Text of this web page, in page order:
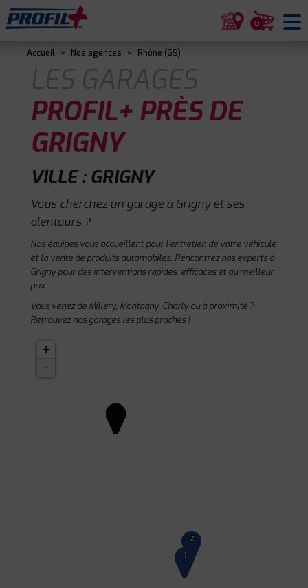
0
Accueil > Nos agences > Rhône (69)
LES GARAGES
PROFIL+ PRÈS DE
GRIGNY
VILLE : GRIGNY
Vous cherchez un garage à Grigny et ses
alentours ?
Nos équipes vous accueillent pour l'entretien de votre véhicule
et la vente de produits automobiles. Rencontrez nos experts à
Grigny pour des interventions rapides, efficaces et au meilleur
prix.
Vous venez de Millery, Montagny, Charly ou à proximité ?
Retrouvez nos garages les plus proches !
1
2
+